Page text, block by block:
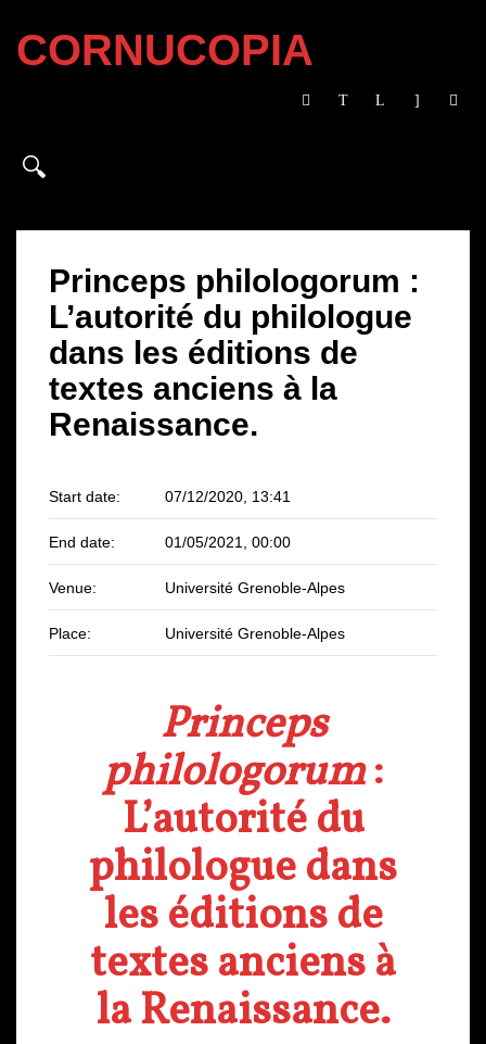
CORNUCOPIA
Princeps philologorum :
L’autorité du philologue
dans les éditions de
textes anciens à la
Renaissance.
Start date: 07/12/2020, 13:41
End date: 01/05/2021, 00:00
Venue: Université Grenoble-Alpes
Place: Université Grenoble-Alpes
Princeps
philologorum:
L’autorité du
philologue dans
les éditions de
textes anciens à
la Renaissance.